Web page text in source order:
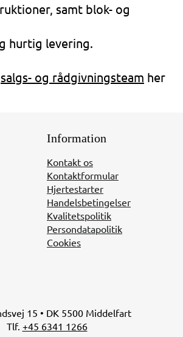
samt blok- og
hurtig levering.
salgs- og rådgivningsteam her
Information
Kontakt os
Kontaktformular
Hjertestarter
Handelsbetingelser
Kvalitetspolitik
Persondatapolitik
Cookies
15 • DK 5500 Middelfart
Tlf. +45 6341 1266